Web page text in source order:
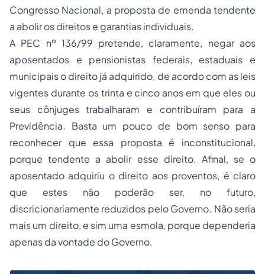
Congresso Nacional, a proposta de emenda tendente
a abolir os direitos e garantias individuais.
A PEC nº 136/99 pretende, claramente, negar aos
aposentados e pensionistas federais, estaduais e
municipais o direito já adquirido, de acordo com as leis
vigentes durante os trinta e cinco anos em que eles ou
seus cônjuges trabalharam e contribuíram para a
Previdência. Basta um pouco de bom senso para
reconhecer que essa proposta é inconstitucional,
porque tendente a abolir esse direito. Afinal, se o
aposentado adquiriu o direito aos proventos, é claro
que estes não poderão ser, no futuro,
discricionariamente reduzidos pelo Governo. Não seria
mais um direito, e sim uma esmola, porque dependeria
apenas da vontade do Governo.